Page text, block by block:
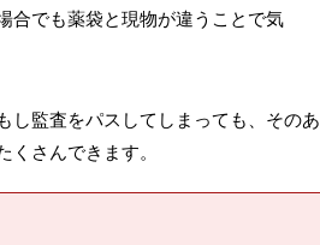
合でも薬袋と現物が違うことで気
し監査をパスしてしまっても、そのあ
さんできます。